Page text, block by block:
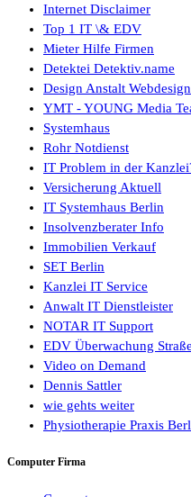
Internet Disclaimer
Top 1 IT \& EDV
Mieter Hilfe Firmen
Detektei Detektiv.name
Design Anstalt Webdesign
YMT - YOUNG Media
Systemhaus
Rohr Notdienst
IT Problem in der
Versicherung Aktuell
IT Systemhaus Berlin
Insolvenzberater Info
Immobilien Verkauf
SET Berlin
Kanzlei IT Service
Anwalt IT Dienstleister
NOTAR IT Support
EDV Überwachung Straße
Video on Demand
Dennis Sattler
wie gehts weiter
Physiotherapie Praxis
Computer Firma